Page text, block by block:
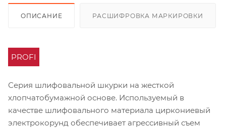
ОПИСАНИЕ РАСШИФРОВКА МАРКИРОВКИ
PROFI
Серия шлифовальной шкурки на жесткой
хлопчатобумажной основе. Используемый в
качестве шлифовального материала циркониевый
электрокорунд обеспечивает агрессивный съем